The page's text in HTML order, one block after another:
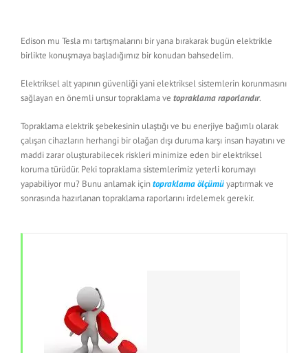
Edison mu Tesla mı tartışmalarını bir yana bırakarak bugün elektrikle
birlikte konuşmaya başladığımız bir konudan bahsedelim.
Elektriksel alt yapının güvenliği yani elektriksel sistemlerin korunmasını
sağlayan en önemli unsur topraklama ve topraklama raporlarıdır.
Topraklama elektrik şebekesinin ulaştığı ve bu enerjiye bağımlı olarak
çalışan cihazların herhangi bir olağan dışı duruma karşı insan hayatını ve
maddi zarar oluşturabilecek riskleri minimize eden bir elektriksel
koruma türüdür. Peki topraklama sistemlerimiz yeterli korumayı
yapabiliyor mu? Bunu anlamak içintopraklama ölçümüyaptırmak ve
sonrasında hazırlanan topraklama raporlarını irdelemek gerekir.